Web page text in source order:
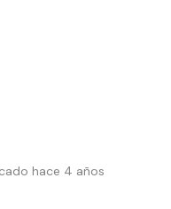
hace 4 años